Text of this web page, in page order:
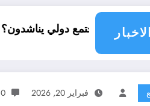
دولي يناشدون؟
فبراير 20, 2026 0 تعليقات